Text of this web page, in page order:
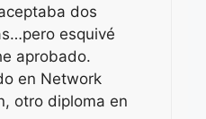
dos
esquivé
aprobado.
en Network
otro diploma en